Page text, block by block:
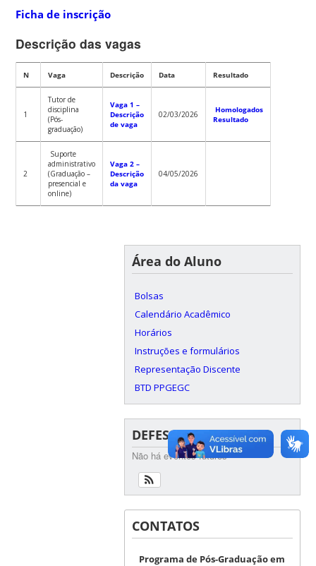
Ficha de inscrição
Descrição das vagas
N Vaga Descrição Data Resultado
1
Tutor de
disciplina
(Pós-
graduação)
Vaga 1 –
Descrição
de vaga
02/03/2026
Homologados
Resultado
2
Suporte
administrativo
(Graduação –
presencial e
online)
Vaga 2 –
Descrição
da vaga
04/05/2026
Área do Aluno
Bolsas
Calendário Acadêmico
Horários
Instruções e formulários
Representação Discente
BTD PPGEGC
DEFESAS
Não há eventos futuros
CONTATOS
Programa de Pós-Graduação em